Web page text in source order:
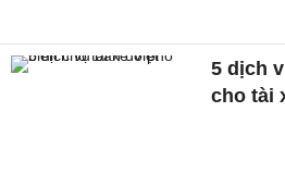
5 dịch
cho tài